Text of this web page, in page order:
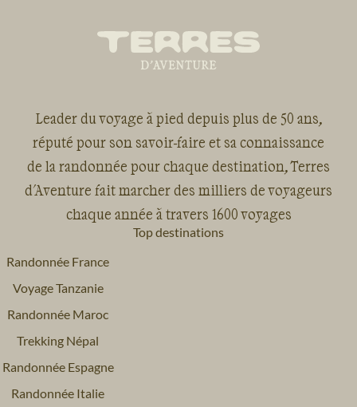
Leader du voyage à pied depuis plus de 50 ans,
réputé pour son savoir-faire et sa connaissance
de la randonnée pour chaque destination, Terres
d'Aventure fait marcher des milliers de voyageurs
chaque année à travers 1600 voyages
Top destinations
Randonnée France
Voyage Tanzanie
Randonnée Maroc
Trekking Népal
Randonnée Espagne
Randonnée Italie